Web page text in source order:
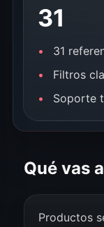
31
31
Filtros
Soporte
Qué vas
Productos